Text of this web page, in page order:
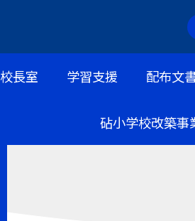
校長室 学習支援 配布文
砧小学校改築事